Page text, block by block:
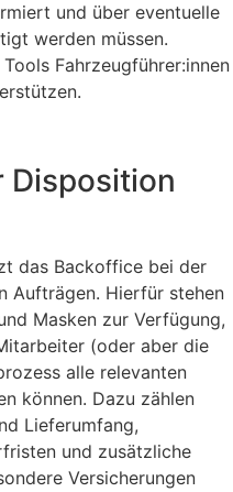
und über eventuelle
werden müssen.
Fahrzeugführer:innen
Disposition
das Backoffice bei der
Aufträgen. Hierfür stehen
Masken zur Verfügung,
(oder aber die
alle relevanten
können. Dazu zählen
Lieferumfang,
und zusätzliche
Versicherungen